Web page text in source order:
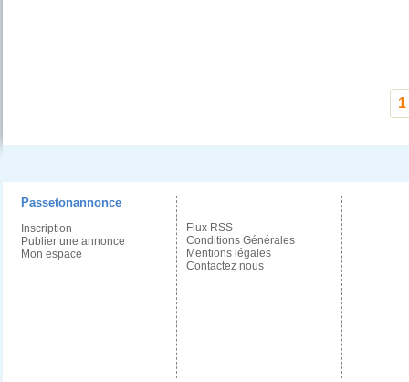
1
Passetonannonce
Inscription
Publier une annonce
Mon espace
Flux RSS
Conditions Générales
Mentions légales
Contactez nous